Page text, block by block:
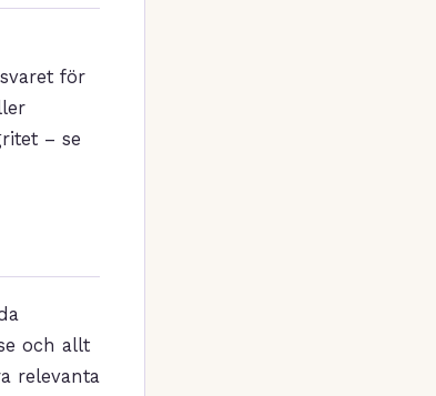
för
– se
och allt
relevanta